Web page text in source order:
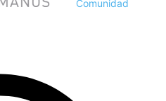
Comunidad